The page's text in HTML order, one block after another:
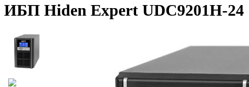
ИБП Hiden Expert UDC9201H-24